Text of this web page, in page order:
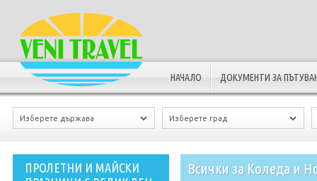
НАЧАЛО ДОКУМЕНТИ ЗА
ПРОЛЕТНИ И МАЙСКИ
Всички за Коледа и